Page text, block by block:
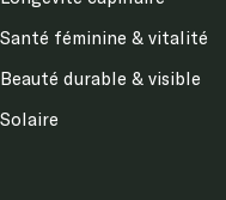
Santé féminine & vitalité
Beauté durable & visible
Solaire